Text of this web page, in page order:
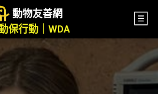
動物友善網
保行動｜WDA